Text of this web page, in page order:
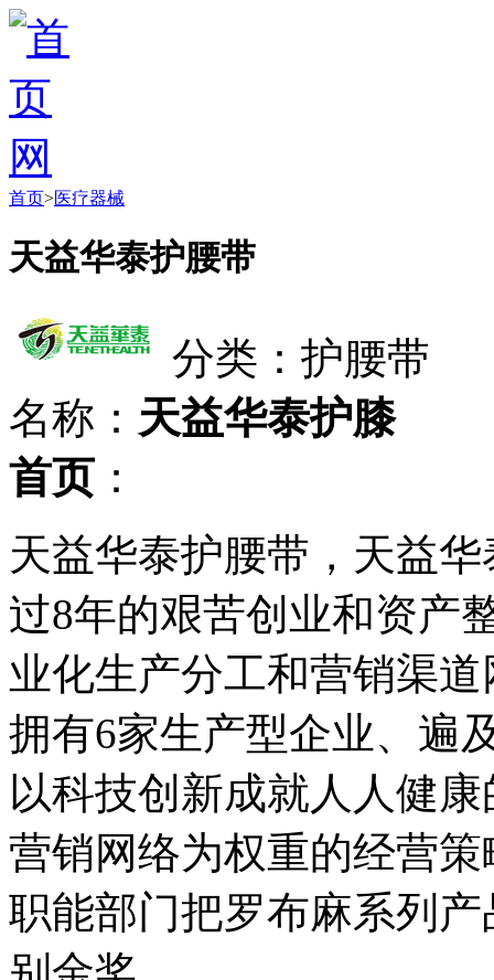
首页>医疗器械
天益华泰护腰带
分类：护腰带
名称： 天益华泰护膝
首页 ：
天益华泰护腰带，天益
过8年的艰苦创业和资产
业化生产分工和营销渠
拥有6家生产型企业、遍
以科技创新成就人人健
营销网络为权重的经营
职能部门把罗布麻系列